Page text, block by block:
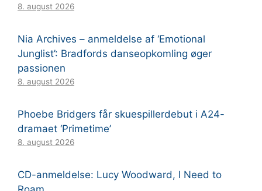
8. august 2026
Nia Archives – anmeldelse af ‘Emotional
Junglist’: Bradfords danseopkomling øger
passionen
8. august 2026
Phoebe Bridgers får skuespillerdebut i A24-
dramaet ‘Primetime’
8. august 2026
CD-anmeldelse: Lucy Woodward, I Need to